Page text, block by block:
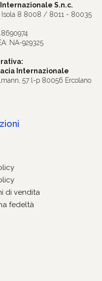
S.n.c.
Isola 8 8008 / 8011 - 80035
NA-929325
Internazionale
57 l-p 80056 Ercolano
di vendita
fedeltà